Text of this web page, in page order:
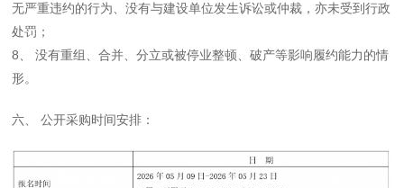
无严重违约的行为、没有与建设单位发生诉讼或仲裁，亦未受到行政
处罚；
8、 没有重组、合并、分立或被停业整顿、破产等影响履约能力的情
形。
六、 公开采购时间安排：